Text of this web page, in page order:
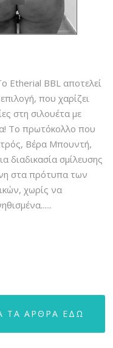
Etherial BBL αποτελεί
που χαρίζει
στη σιλουέτα με
Το πρωτόκολλο που
Βέρα Μπουντή,
διαδικασία σμίλευσης
στα πρότυπα των
χωρίς να
ΤΑ ΑΡΘΡΑ ΕΔΩ